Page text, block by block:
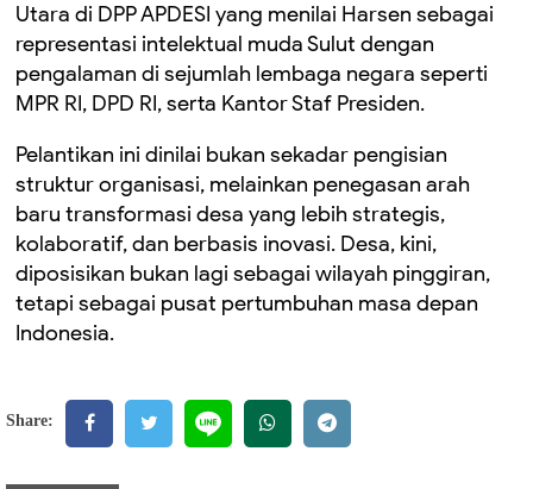
Utara di DPP APDESI yang menilai Harsen sebagai
representasi intelektual muda Sulut dengan
pengalaman di sejumlah lembaga negara seperti
MPR RI, DPD RI, serta Kantor Staf Presiden.
Pelantikan ini dinilai bukan sekadar pengisian
struktur organisasi, melainkan penegasan arah
baru transformasi desa yang lebih strategis,
kolaboratif, dan berbasis inovasi. Desa, kini,
diposisikan bukan lagi sebagai wilayah pinggiran,
tetapi sebagai pusat pertumbuhan masa depan
Indonesia.
Share: